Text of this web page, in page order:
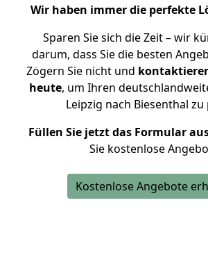
Wir haben immer die perfekte
Sparen Sie sich die Zeit – wir
darum, dass Sie die besten
Zögern Sie nicht und
heute, um Ihren
Leipzig nach Biesenthal zu
Füllen Sie jetzt das Formular
Sie kostenlose
Kostenlose Angebote